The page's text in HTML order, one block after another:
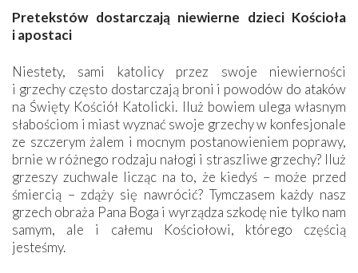
Pretekstów dostarczają niewierne dzieci Kościoła
i apostaci
Niestety, sami katolicy przez swoje niewierności
i grzechy często dostarczają broni i powodów do ataków
na Święty Kościół Katolicki. Iluż bowiem ulega własnym
słabościom i miast wyznać swoje grzechy w konfesjonale
ze szczerym żalem i mocnym postanowieniem poprawy,
brnie w różnego rodzaju nałogi i straszliwe grzechy? Iluż
grzeszy zuchwale licząc na to, że kiedyś – może przed
śmiercią – zdąży się nawrócić? Tymczasem każdy nasz
grzech obraża Pana Boga i wyrządza szkodę nie tylko nam
samym, ale i całemu Kościołowi, którego częścią
jesteśmy.